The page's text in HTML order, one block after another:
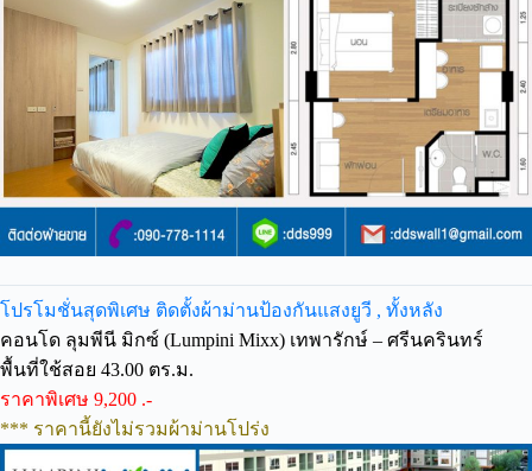
โปรโมชั่นสุดพิเศษ ติดตั้งผ้าม่านป้องกันแสงยูวี , ทั้งหลัง
คอนโด ลุมพีนี มิกซ์ (Lumpini Mixx) เทพารักษ์ – ศรีนครินทร์
พื้นที่ใช้สอย 43.00 ตร.ม.
ราคาพิเศษ 9,200 .-
*** ราคานี้ยังไม่รวมผ้าม่านโปร่ง